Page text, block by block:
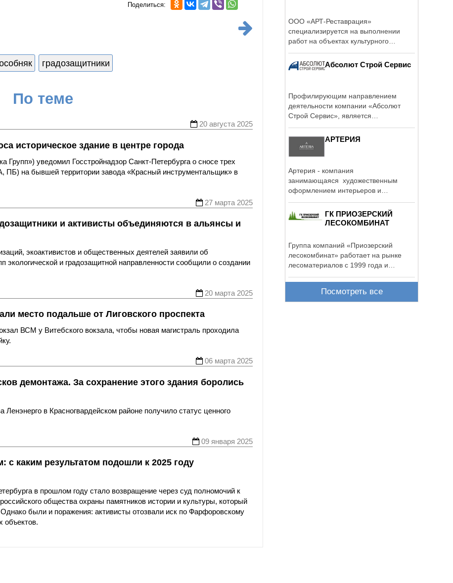
Поделиться:
градозащитники
По теме
20 августа 2025
историческое здание в центре города
уведомил Госстройнадзор Санкт-Петербурга о сносе трех
ПБ) на бывшей территории завода «Красный инструментальщик» в
27 марта 2025
и активисты объединяются в альянсы и
экоактивистов и общественных деятелей заявили об
экологической и градозащитной направленности сообщили о создании
20 марта 2025
место подальше от Лиговского проспекта
ВСМ у Витебского вокзала, чтобы новая магистраль проходила
06 марта 2025
демонтажа. За сохранение этого здания боролись
в Красногвардейском районе получило статус ценного
09 января 2025
с каким результатом подошли к 2025 году
в прошлом году стало возвращение через суд полномочий к
общества охраны памятников истории и культуры, который
были и поражения: активисты отозвали иск по Фарфоровскому
объектов.
ООО «АРТ-Реставрация»
специализируется на выполнении
работ на объектах культурного
Абсолют Строй Сервис
Профилирующим направлением
деятельности компании «Абсолют
Строй Сервис», является
АРТЕРИЯ
Артерия - компания
занимающаяся художественным
оформлением интерьеров и
ГК ПРИОЗЕРСКИЙ
ЛЕСОКОМБИНАТ
Группа компаний «Приозерский
лесокомбинат» работает на рынке
лесоматериалов с 1999 года и
Посмотреть все